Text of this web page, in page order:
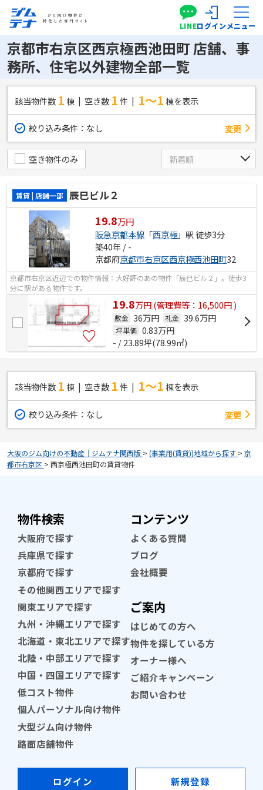
LINEログインメニュー
京都市右京区西京極西池田町 店舗、事
務所、住宅以外建物全部一覧
該当物件数 1棟 空き数 1件 1～1棟を表示
絞り込み条件： なし 変更
空き物件のみ
賃貸 | 店舗一部 辰巳ビル２
19.8万円
阪急京都本線 「西京極」駅 徒歩3分
築40年 / -
京都府京都市右京区西京極西池田町32
京都市右京区近辺での物件情報：大好評のあの物件「辰巳ビル２」。徒歩3
分に駅がある物件です。
19.8万円(管理費等：16,500円 )
敷金 36万円 礼金 39.6万円
坪単価 0.83万円
- / 23.89坪(78.99㎡)
該当物件数 1棟 空き数 1件 1～1棟を表示
絞り込み条件： なし 変更
大阪のジム向けの不動産｜ジムテナ関西版 > (事業用(賃貸))地域から探す > 京
都市右京区 > 西京極西池田町の賃貸物件
物件検索
大阪府で探す
兵庫県で探す
京都府で探す
その他関西エリアで探す
関東エリアで探す
九州・沖縄エリアで探す
北海道・東北エリアで探す
北陸・中部エリアで探す
中国・四国エリアで探す
低コスト物件
個人パーソナル向け物件
大型ジム向け物件
路面店舗物件
コンテンツ
よくある質問
ブログ
会社概要
ご案内
はじめての方へ
物件を探している方
オーナー様へ
ご紹介キャンペーン
お問い合わせ
ログイン 新規登録